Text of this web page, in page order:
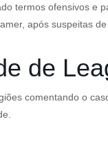
termos ofensivos e
após suspeitas
de
comentando o